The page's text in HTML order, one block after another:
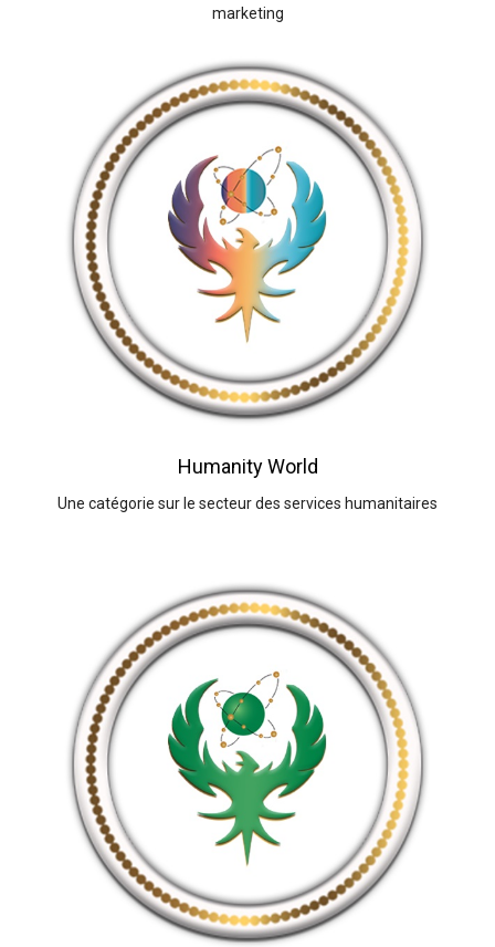
marketing
Humanity World
Une catégorie sur le secteur des services humanitaires